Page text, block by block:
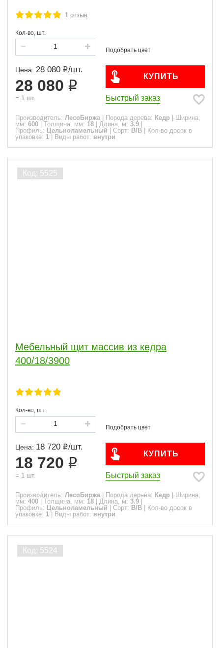
1 отзыв
Кол-во, шт.
Цена: 28 080 /шт.
28 080
= 1 шт.
КУПИТЬ
Быстрый заказ
Производитель: ЛесоБиржа Порода дерева: Кедр
Ширина,
мм: 600 Толщина, мм: 18 Длина, м: 3.9
Профиль: Цельноламельный Сорт: B/B
Кол-во досок в
упаковке: 1 Виды работ: внутри
Мебельный щит массив из кедра
400/18/3900
Кол-во, шт.
Цена: 18 720 /шт.
18 720
= 1 шт.
КУПИТЬ
Быстрый заказ
Производитель: ЛесоБиржа Порода дерева: Кедр
Ширина,
мм: 400 Толщина, мм: 18 Длина, м: 3.9
Профиль: Цельноламельный Сорт: B/B
Кол-во досок в
упаковке: 1 Виды работ: внутри